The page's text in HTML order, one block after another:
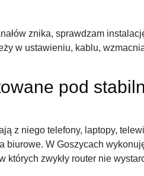
znika, sprawdzam
w ustawieniu, kablu,
pod
z niego telefony, laptopy,
biurowe. W Goszycach
których zwykły router nie